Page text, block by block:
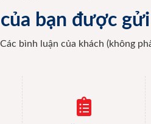
bạn được
Các bình luận của khách (không